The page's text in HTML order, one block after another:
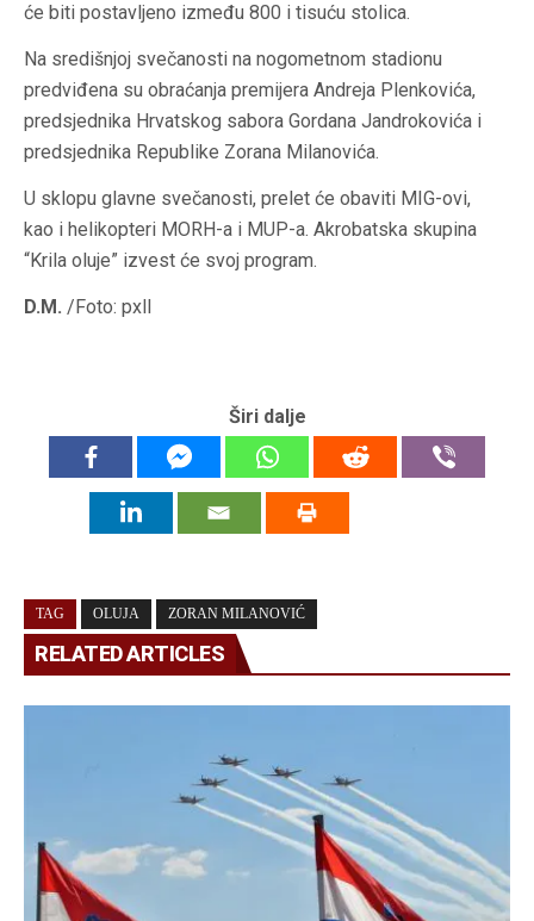
će biti postavljeno između 800 i tisuću stolica.
Na središnjoj svečanosti na nogometnom stadionu
predviđena su obraćanja premijera Andreja Plenkovića,
predsjednika Hrvatskog sabora Gordana Jandrokovića i
predsjednika Republike Zorana Milanovića.
U sklopu glavne svečanosti, prelet će obaviti MIG-ovi,
kao i helikopteri MORH-a i MUP-a. Akrobatska skupina
“Krila oluje” izvest će svoj program.
D.M. /Foto: pxll
Širi dalje
TAG OLUJA ZORAN MILANOVIĆ
RELATED ARTICLES